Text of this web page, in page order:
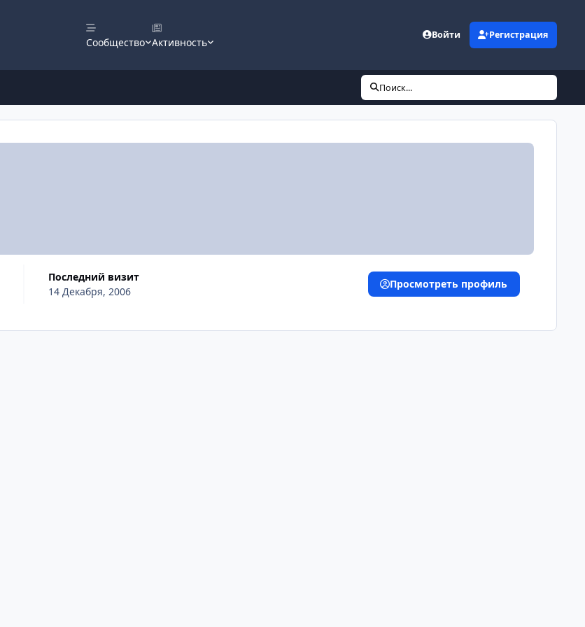
Сообщество Активность
Войти Регистрация
Поиск...
Последний визит
14 Декабря, 2006
Просмотреть профиль